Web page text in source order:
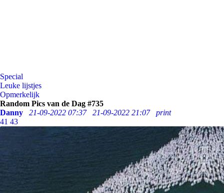
Special
Leuke lijstjes
Opmerkelijk
Random Pics van de Dag #735
Danny
21-09-2022 07:37 21-09-2022 21:07
print
41 43